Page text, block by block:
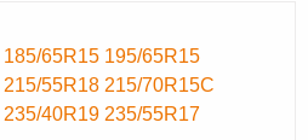
185/65R15 195/65R15
215/55R18 215/70R15C
235/40R19 235/55R17